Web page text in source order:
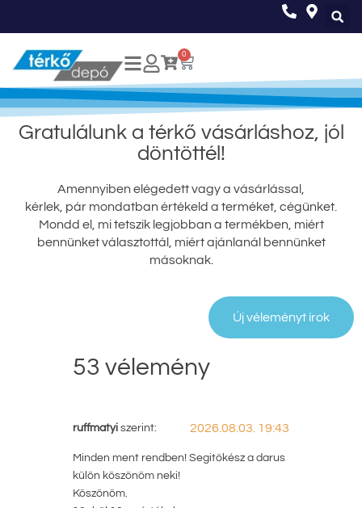
0
Gratulálunk a térkő vásárláshoz, jól
döntöttél!
Amennyiben elégedett vagy a vásárlással,
kérlek, pár mondatban értékeld a terméket, cégünket.
Mondd el, mi tetszik legjobban a termékben, miért
bennünket választottál, miért ajánlanál bennünket
másoknak.
Új véleményt írok
53 vélemény
ruffmatyi szerint: 2026.08.03. 19:43
Minden ment rendben! Segitőkész a darus
külön köszönöm neki!
Köszönöm.